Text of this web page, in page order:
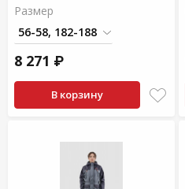
Размер
8 271 ₽
В корзину